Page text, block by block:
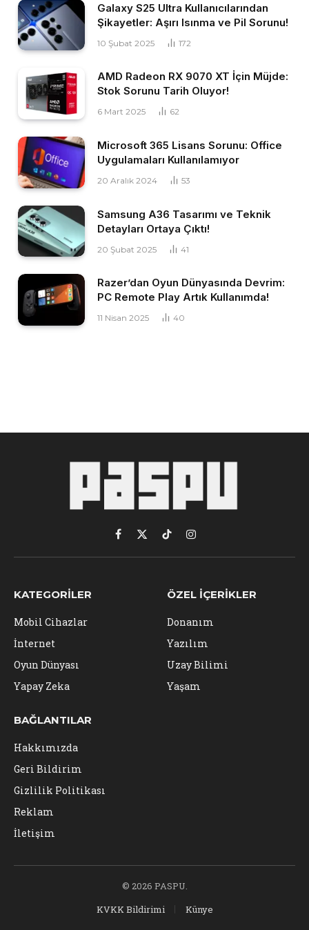
Galaxy S25 Ultra Kullanıcılarından
Şikayetler: Aşırı Isınma ve Pil Sorunu!
10 Şubat 2025 172
AMD Radeon RX 9070 XT İçin Müjde:
Stok Sorunu Tarih Oluyor!
6 Mart 2025 62
Microsoft 365 Lisans Sorunu: Office
Uygulamaları Kullanılamıyor
20 Aralık 2024 53
Samsung A36 Tasarımı ve Teknik
Detayları Ortaya Çıktı!
20 Şubat 2025 41
Razer’dan Oyun Dünyasında Devrim:
PC Remote Play Artık Kullanımda!
11 Nisan 2025 40
Facebook
X
(Twitter)
TikTokInstagram
KATEGORILER
Mobil Cihazlar
İnternet
Oyun Dünyası
Yapay Zeka
ÖZEL İÇERIKLER
Donanım
Yazılım
Uzay Bilimi
Yaşam
BAĞLANTILAR
Hakkımızda
Geri Bildirim
Gizlilik Politikası
Reklam
İletişim
© 2026 PASPU.
KVKK Bildirimi
Künye